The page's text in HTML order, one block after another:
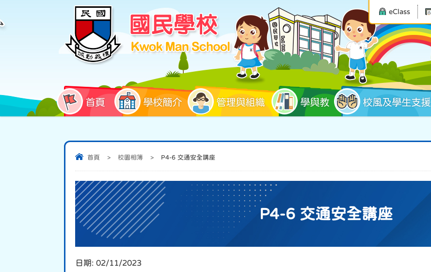
eClass
首頁 學校簡介 管理與組織 學與教 校風及學生支援
首頁 > 校園相簿 > P4-6 交通安全講座
P4-6 交通安全講座
日期: 02/11/2023